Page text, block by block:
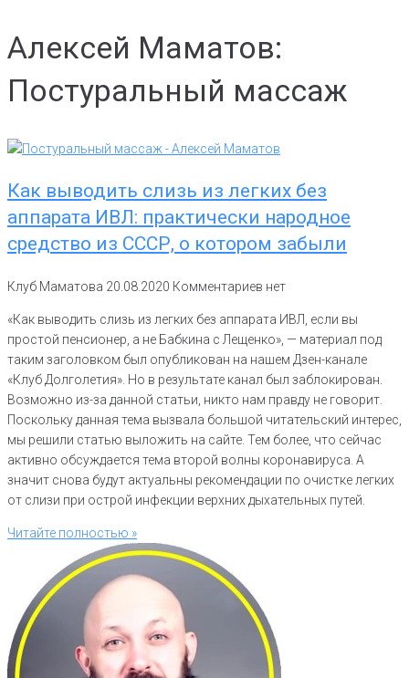
Алексей Маматов:
Постуральный массаж
Как выводить слизь из легких без
аппарата ИВЛ: практически народное
средство из СССР, о котором забыли
Клуб Маматова 20.08.2020 Комментариев нет
«Как выводить слизь из легких без аппарата ИВЛ, если вы
простой пенсионер, а не Бабкина с Лещенко», — материал под
таким заголовком был опубликован на нашем Дзен-канале
«Клуб Долголетия». Но в результате канал был заблокирован.
Возможно из-за данной статьи, никто нам правду не говорит.
Поскольку данная тема вызвала большой читательский интерес,
мы решили статью выложить на сайте. Тем более, что сейчас
активно обсуждается тема второй волны коронавируса. А
значит снова будут актуальны рекомендации по очистке легких
от слизи при острой инфекции верхних дыхательных путей.
Читайте полностью »